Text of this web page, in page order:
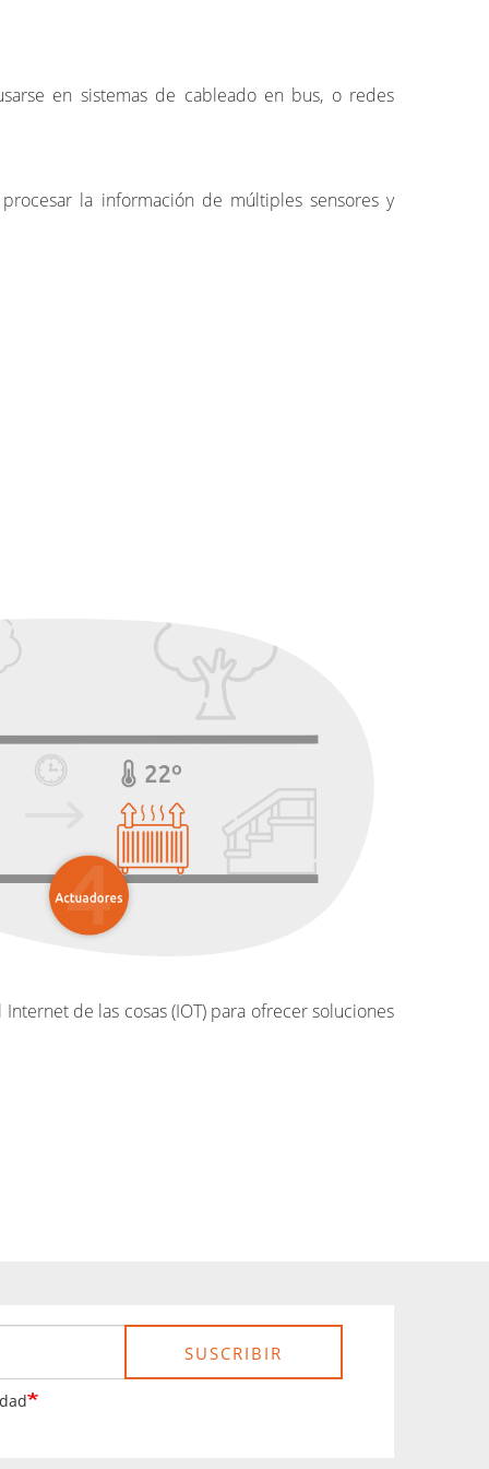
en sistemas de cableado en bus, o redes
la información de múltiples sensores y
de las cosas (IOT) para ofrecer soluciones
SUSCRIBIR